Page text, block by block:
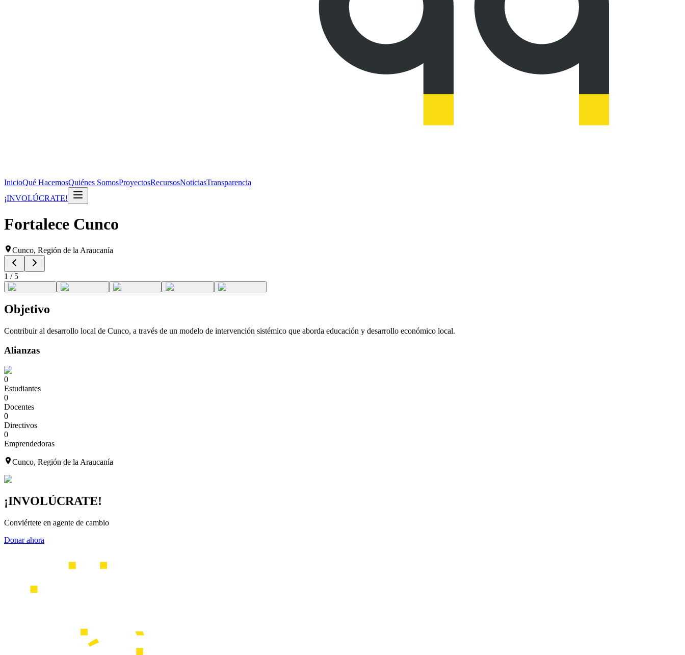
InicioQué HacemosQuiénes SomosProyectosRecursosNoticiasTransparencia
¡INVOLÚCRATE!
Fortalece Cunco
Cunco, Región de la Araucanía
1 / 5
Objetivo
Contribuir al desarrollo local de Cunco, a través de un modelo de intervención sistémico que aborda educación y desarrollo económico local.
Alianzas
0
Estudiantes
0
Docentes
0
Directivos
0
Emprendedoras
Cunco, Región de la Araucanía
¡INVOLÚCRATE!
Conviértete en agente de cambio
Donar ahora